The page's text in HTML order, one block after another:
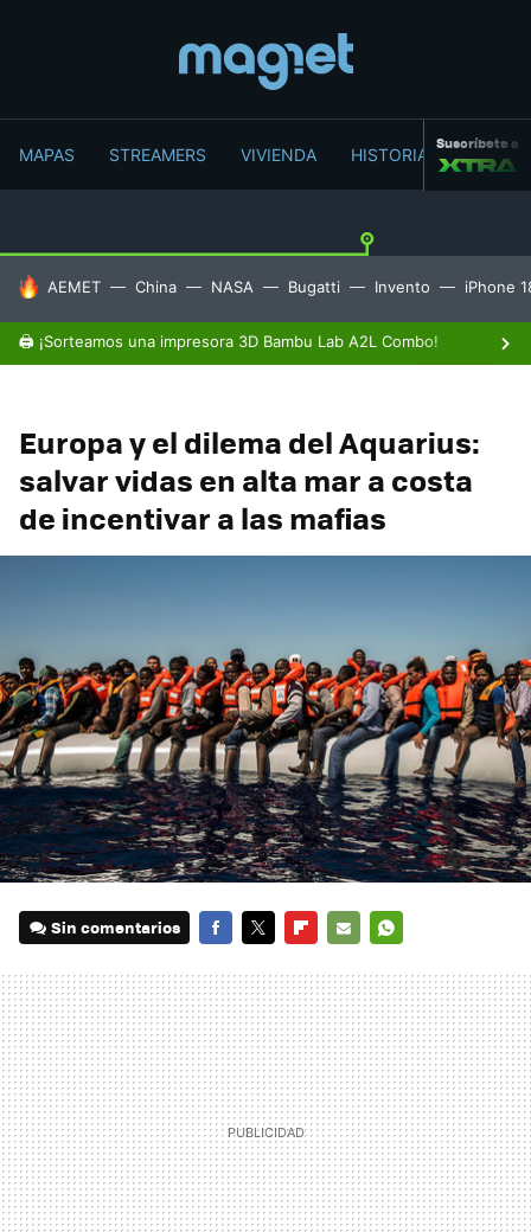
MAPAS STREAMERS VIVIENDA HISTORIA
Suscríbete a
HOY SE HABLA DE
AEMET China NASA Bugatti Invento iPhone
🖨️ ¡Sorteamos una impresora 3D Bambu Lab A2L Combo!
Europa y el dilema del Aquarius:
salvar vidas en alta mar a costa
de incentivar a las mafias
Sin comentarios
MAIL